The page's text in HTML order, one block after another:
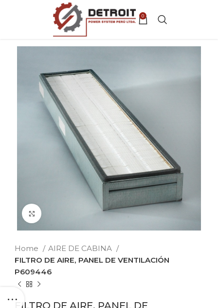
0
Home
AIRE DE CABINA
FILTRO DE AIRE, PANEL DE VENTILACIÓN
P609446
FILTRO DE AIRE, PANEL DE